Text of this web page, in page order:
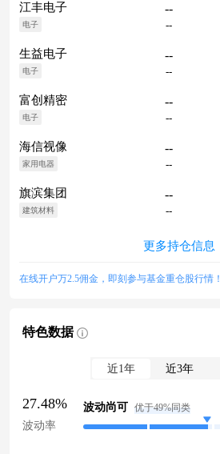
江丰电子
电子
--
--
生益电子
电子
--
--
富创精密
电子
--
--
海信视像
家用电器
--
--
旗滨集团
建筑材料
--
--
更多持仓信息
在线开户万2.5佣金，即刻参与基金重仓股行情！
特色数据
近1年 近3年
27.48%
波动率
波动尚可 优于49%同类